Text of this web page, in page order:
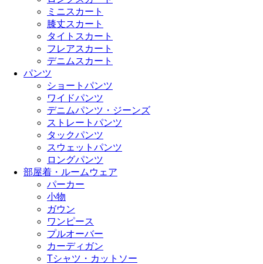
ミニスカート
膝丈スカート
タイトスカート
フレアスカート
デニムスカート
パンツ
ショートパンツ
ワイドパンツ
デニムパンツ・ジーンズ
ストレートパンツ
タックパンツ
スウェットパンツ
ロングパンツ
部屋着・ルームウェア
パーカー
小物
ガウン
ワンピース
プルオーバー
カーディガン
Tシャツ・カットソー